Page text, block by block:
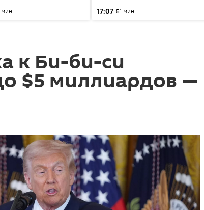
мин
17:07 51 мин
к Би-би-си
$5 миллиардов —